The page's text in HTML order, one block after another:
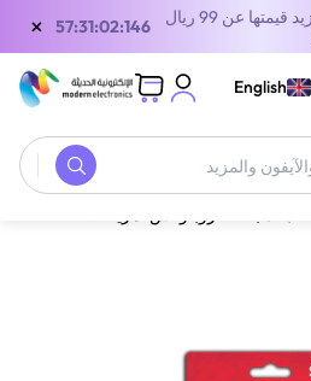
توصيل مجاني للطلبات التي تزيد قيمتها عن 99 ريال
56:31:02:146
×
English